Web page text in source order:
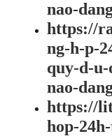
nao-
https://
ng-h-p-
quy-d-u-
nao-
https://
hop-